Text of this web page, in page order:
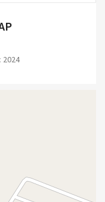
2024